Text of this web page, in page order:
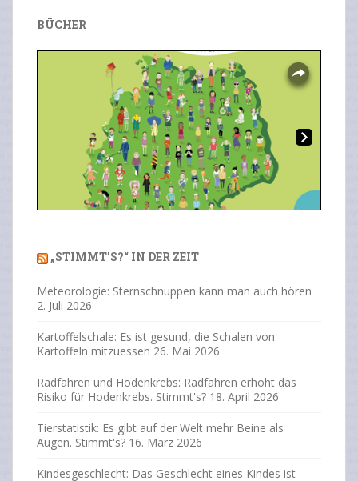
BÜCHER
„STIMMT’S?“ IN DER ZEIT
Meteorologie: Sternschnuppen kann man auch hören
2. Juli 2026
Kartoffelschale: Es ist gesund, die Schalen von
Kartoffeln mitzuessen 26. Mai 2026
Radfahren und Hodenkrebs: Radfahren erhöht das
Risiko für Hodenkrebs. Stimmt's? 18. April 2026
Tierstatistik: Es gibt auf der Welt mehr Beine als
Augen. Stimmt's? 16. März 2026
Kindesgeschlecht: Das Geschlecht eines Kindes ist